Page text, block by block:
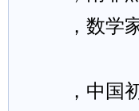
，数学家
，中国初